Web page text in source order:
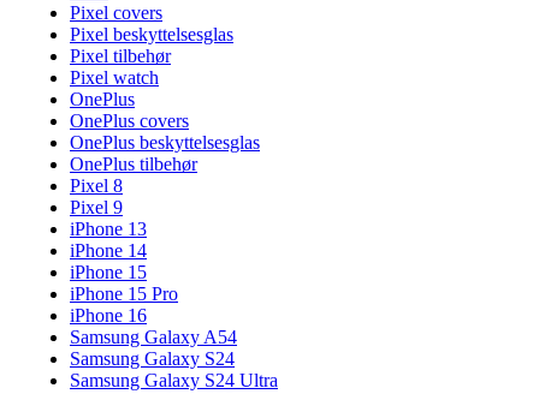
Pixel covers
Pixel beskyttelsesglas
Pixel tilbehør
Pixel watch
OnePlus
OnePlus covers
OnePlus beskyttelsesglas
OnePlus tilbehør
Pixel 8
Pixel 9
iPhone 13
iPhone 14
iPhone 15
iPhone 15 Pro
iPhone 16
Samsung Galaxy A54
Samsung Galaxy S24
Samsung Galaxy S24 Ultra